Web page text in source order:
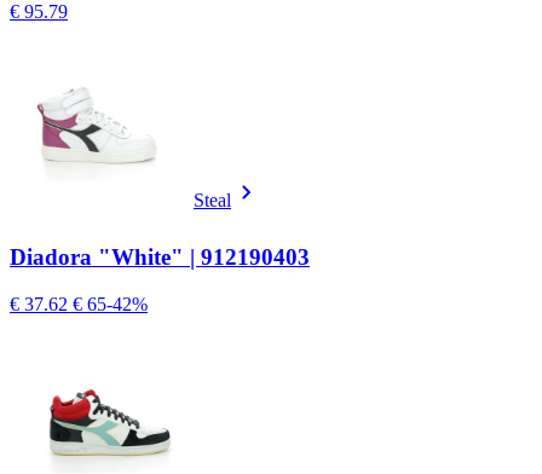
€ 95.79
Steal
Diadora "White" | 912190403
€ 37.62 € 65-42%